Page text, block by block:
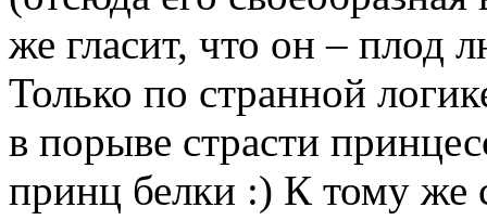
же гласит, что он – плод
Только по странной
в порыве страсти
принц белки :) К тому же